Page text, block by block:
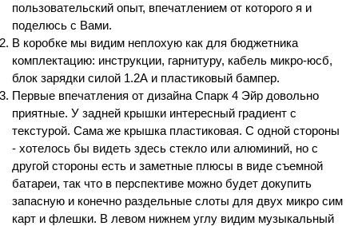
пользовательский опыт, впечатлением от которого я и
поделюсь с Вами.
В коробке мы видим неплохую как для бюджетника
комплектацию: инструкции, гарнитуру, кабель микро-юсб,
блок зарядки силой 1.2А и пластиковый бампер.
Первые впечатления от дизайна Спарк 4 Эйр довольно
приятные. У задней крышки интересный градиент с
текстурой. Сама же крышка пластиковая. С одной стороны
- хотелось бы видеть здесь стекло или алюминий, но с
другой стороны есть и заметные плюсы в виде съемной
батареи, так что в перспективе можно будет докупить
запасную и конечно раздельные слоты для двух микро сим
карт и флешки. В левом нижнем углу видим музыкальный